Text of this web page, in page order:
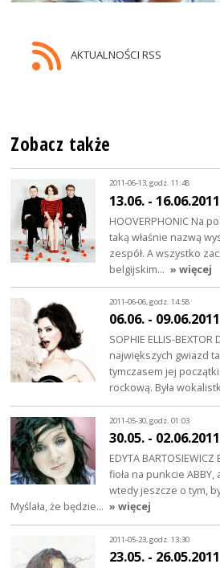
AKTUALNOŚCI RSS
Zobacz także
2011-06-13, godz. 11:48
13.06. - 16.06.2011
HOOVERPHONIC Na
taką właśnie nazwą
zespół. A wszystko
belgijskim… » więcej
2011-06-06, godz. 14:58
06.06. - 09.06.2011
SOPHIE ELLIS-
największych gwiazd
tymczasem jej
rockową. Była
2011-05-30, godz. 01:03
30.05. - 02.06.2011
EDYTA
fioła na punkcie ABBY,
wtedy jeszcze o tym,
Myślała, że będzie… » więcej
2011-05-23, godz. 13:30
23.05. - 26.05.2011